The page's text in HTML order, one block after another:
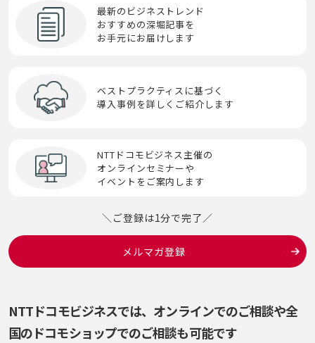
せ
セキュリティインシデント
セッション
ゼロトラスト
そ
プロンプトエンジニアリング
輻輳(ふくそう）
ペネトレーションテスト
ほ
IVR
SMS
SOAR
SOC
Society 5.0
SoE(System of Engagement)
SORA
SPF/DKIM/DMARC
Systems of Record(SoR)
最新のビジネストレンド
おすすめの深堀記事を
お手元にお届けします
ベストプラクティスに基づく
導入事例を詳しくご紹介します
NTTドコモビジネス主催の
オンラインセミナーや
イベントをご案内します
＼ご登録は1分で完了／
メルマガ登録
NTTドコモビジネスでは、オンラインでのご相談や全
国のドコモショップでのご相談も可能です